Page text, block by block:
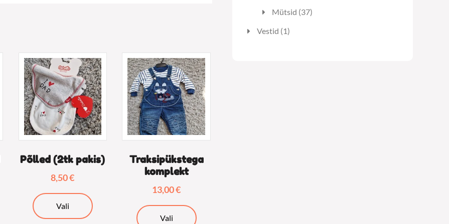
Põlled (2tk pakis)
8,50€
Vali
tootel
Traksipükstega
komplekt
13,00€
Vali
tootel
Mütsid 3737
Vestid 11